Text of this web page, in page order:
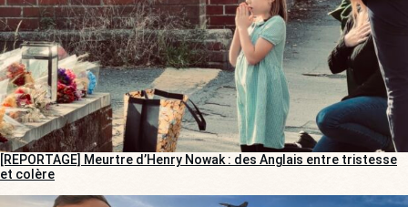
[REPORTAGE] Meurtre d’Henry Nowak : des Anglais entre tristesse
et colère